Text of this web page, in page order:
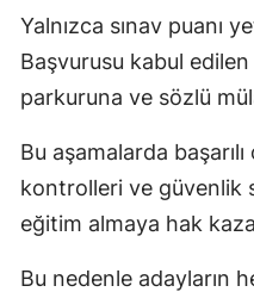
Yalnızca sınav puanı
Başvurusu kabul
parkuruna ve sözlü
Bu aşamalarda
kontrolleri ve güvenlik
eğitim almaya hak
Bu nedenle adayların